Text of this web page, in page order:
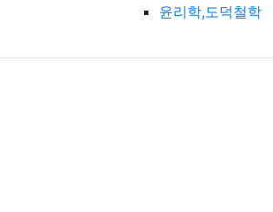
윤리학,도덕철학